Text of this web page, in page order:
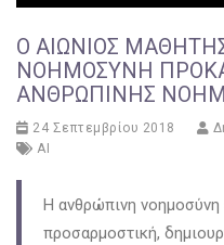
Ο ΑΙΏΝΙΟΣ
ΝΟΗΜΟΣΎΝΗ
ΑΝΘΡΏΠΙΝΗΣ
24 Σεπτεμβρίου 2018
AI
Η ανθρώπινη νοημοσύνη
προσαρμοστική,